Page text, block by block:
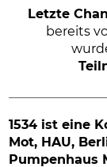
Letzte
bereits
1534 ist eine
Mot, HAU,
Pumpenhaus